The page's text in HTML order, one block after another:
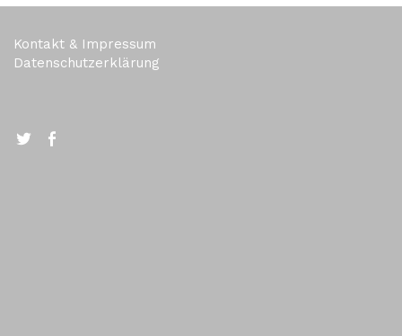
Kontakt & Impressum
Datenschutzerklärung